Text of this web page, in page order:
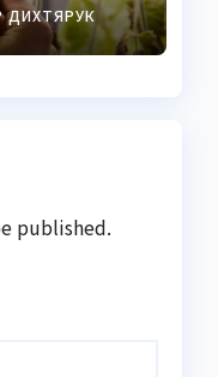
ДИХТЯРУК
published.